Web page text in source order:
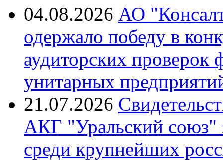
04.08.2026 АО
одержало победу в
аудиторских проверок
унитарных
21.07.2026
АКГ "Уральский союз"
среди крупнейших